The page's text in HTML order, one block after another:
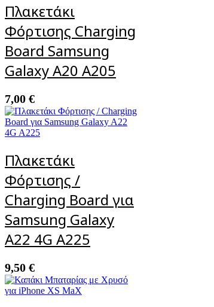
Πλακετάκι
Φόρτισης Charging
Board Samsung
Galaxy A20 A205
7,00 €
Πλακετάκι
Φόρτισης /
Charging Board για
Samsung Galaxy
A22 4G A225
9,50 €